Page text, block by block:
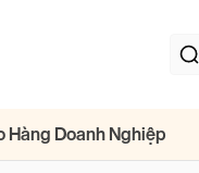
Hàng Doanh Nghiệp